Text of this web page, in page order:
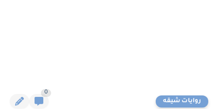
روايات شيقه
0